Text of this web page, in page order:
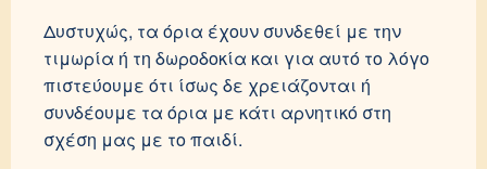
Δυστυχώς, τα όρια έχουν συνδεθεί με την
τιμωρία ή τη δωροδοκία και για αυτό το λόγο
πιστεύουμε ότι ίσως δε χρειάζονται ή
συνδέουμε τα όρια με κάτι αρνητικό στη
σχέση μας με το παιδί.